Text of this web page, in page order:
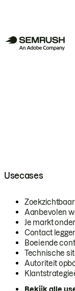
Usecases
Aanbevolen
Je markt
Contact
Boeiende
Technische
Autoriteit